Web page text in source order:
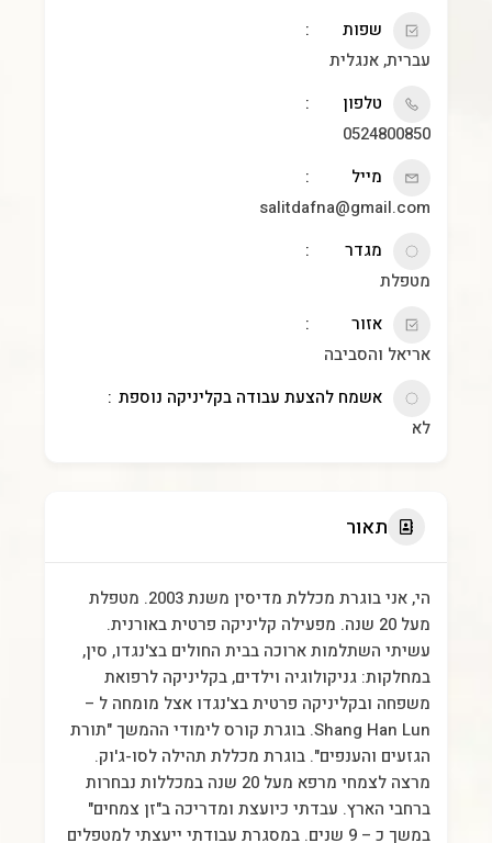
שפות
עברית, אנגלית
טלפון
0524800850
מייל
salitdafna@gmail.com
מגדר
מטפלת
אזור
אריאל והסביבה
אשמח להצעת עבודה בקליניקה נוספת
לא
תאור
הי, אני בוגרת מכללת מדיסין משנת 2003. מטפלת
מעל 20 שנה. מפעילה קליניקה פרטית באורנית.
עשיתי השתלמות ארוכה בבית החולים בצ'נגדו, סין,
במחלקות: גניקולוגיה וילדים, בקליניקה לרפואת
משפחה ובקליניקה פרטית בצ'נגדו אצל מומחה ל –
Shang Han Lun. בוגרת קורס לימודי ההמשך "תורת
הגזעים והענפים". בוגרת מכללת תהילה לסו-ג'וק.
מרצה לצמחי מרפא מעל 20 שנה במכללות נבחרות
ברחבי הארץ. עבדתי כיועצת ומדריכה ב"זן צמחים"
במשך כ – 9 שנים. במסגרת עבודתי ייעצתי למטפלים